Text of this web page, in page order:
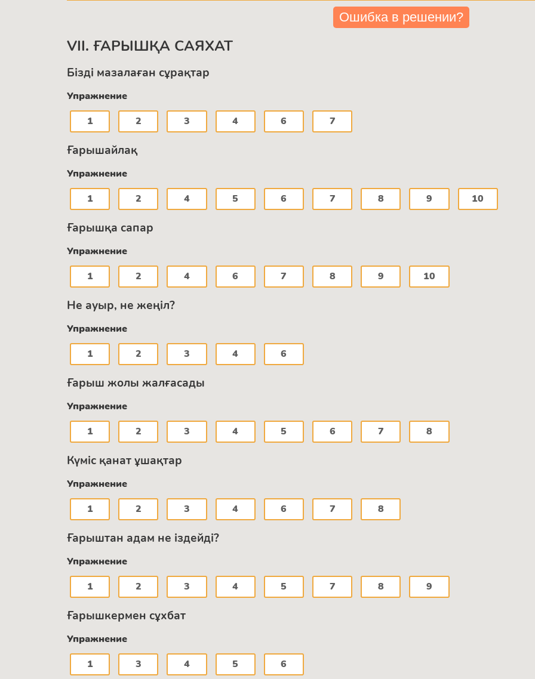
Ошибка в решении?
VII. ҒАРЫШҚА САЯХАТ
Бізді мазалаған сұрақтар
Упражнение
1
2 3 4 6 7
Ғарышайлақ
Упражнение
1
2 4 5 6 7 8 9 10
Ғарышқа сапар
Упражнение
1
2 4 6 7 8 9 10
Не ауыр, не жеңіл?
Упражнение
1
2 3 4 6
Ғарыш жолы жалғасады
Упражнение
1
2 3 4 5 6 7 8
Күміс қанат ұшақтар
Упражнение
1
2 3 4 6 7 8
Ғарыштан адам не іздейді?
Упражнение
1
2 3 4 5 7 8 9
Ғарышкермен сұхбат
Упражнение
1
3 4 5 6